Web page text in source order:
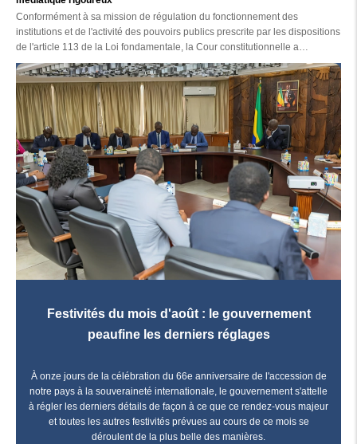
Conformément à sa mission de régulation du fonctionnement des
institutions et de l'activité des pouvoirs publics prescrite par les dispositions
de l'article 113 de la Loi fondamentale, la Cour constitutionnelle a
auditionné, hier au palais de la Constitution, les responsables des
principaux médias nationaux, en présence des membres de la Haute
autorité de la Communication (HAC).
Festivités du mois d'août : le gouvernement
peaufine les derniers réglages
À onze jours de la célébration du 66e anniversaire de l'accession de
notre pays à la souveraineté internationale, le gouvernement s'attelle
à régler les derniers détails de façon à ce que ce rendez-vous majeur
et toutes les autres festivités prévues au cours de ce mois se
déroulent de la plus belle des manières.